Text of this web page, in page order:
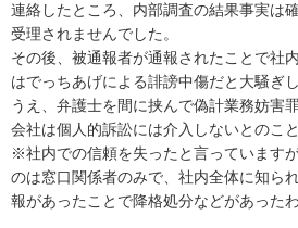
連絡したところ、内部調査の結果事実は
受理されませんでした。
その後、被通報者が通報されたことで社
はでっちあげによる誹謗中傷だと大騒ぎ
うえ、弁護士を間に挟んで偽計業務妨害
会社は個人的訴訟には介入しないとのこ
※社内での信頼を失ったと言っています
のは窓口関係者のみで、社内全体に知ら
報があったことで降格処分などがあった